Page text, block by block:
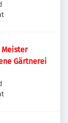
Gärtnerei